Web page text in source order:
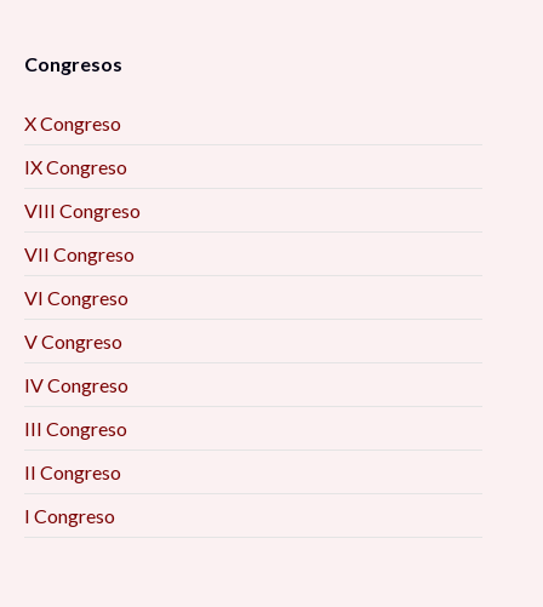
Congresos
X Congreso
IX Congreso
VIII Congreso
VII Congreso
VI Congreso
V Congreso
IV Congreso
III Congreso
II Congreso
I Congreso